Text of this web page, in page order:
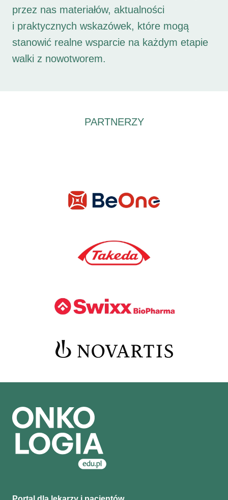
przez nas materiałów, aktualności
i praktycznych wskazówek, które mogą
stanowić realne wsparcie na każdym etapie
walki z nowotworem.
PARTNERZY